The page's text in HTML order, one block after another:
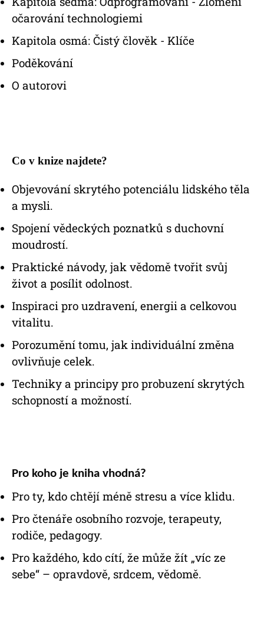
očarování technologiemi
Kapitola osmá: Čistý člověk - Klíče
Poděkování
O autorovi
Co v knize najdete?
Objevování skrytého potenciálu lidského těla
a mysli.
Spojení vědeckých poznatků s duchovní
moudrostí.
Praktické návody, jak vědomě tvořit svůj
život a posílit odolnost.
Inspiraci pro uzdravení, energii a celkovou
vitalitu.
Porozumění tomu, jak individuální změna
ovlivňuje celek.
Techniky a principy pro probuzení skrytých
schopností a možností.
Pro koho je kniha vhodná?
Pro ty, kdo chtějí méně stresu a více klidu.
Pro čtenáře osobního rozvoje, terapeuty,
rodiče, pedagogy.
Pro každého, kdo cítí, že může žít „víc ze
sebe“ – opravdově, srdcem, vědomě.